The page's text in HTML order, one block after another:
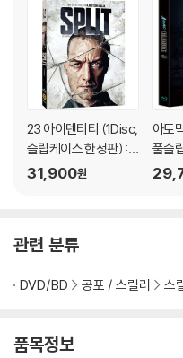
23 아이덴티티 (1Disc,
슬립케이스 한정판) :
블루레이
31,900원
아토
풀슬
레이
관련 분류
DVD/BD 공포 / 스릴러 스
품목정보